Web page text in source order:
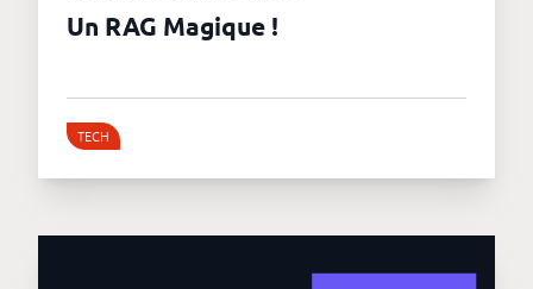
Un RAG Magique !
TECH